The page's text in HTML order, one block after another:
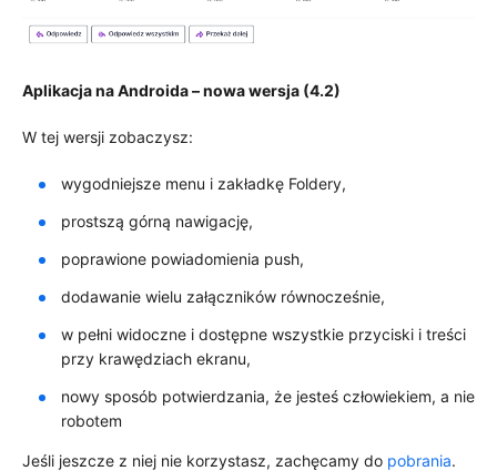
Aplikacja na Androida – nowa wersja (4.2)
W tej wersji zobaczysz:
wygodniejsze menu i zakładkę Foldery,
prostszą górną nawigację,
poprawione powiadomienia push,
dodawanie wielu załączników równocześnie,
w pełni widoczne i dostępne wszystkie przyciski i treści
przy krawędziach ekranu,
nowy sposób potwierdzania, że jesteś człowiekiem, a nie
robotem
Jeśli jeszcze z niej nie korzystasz, zachęcamy do pobrania.